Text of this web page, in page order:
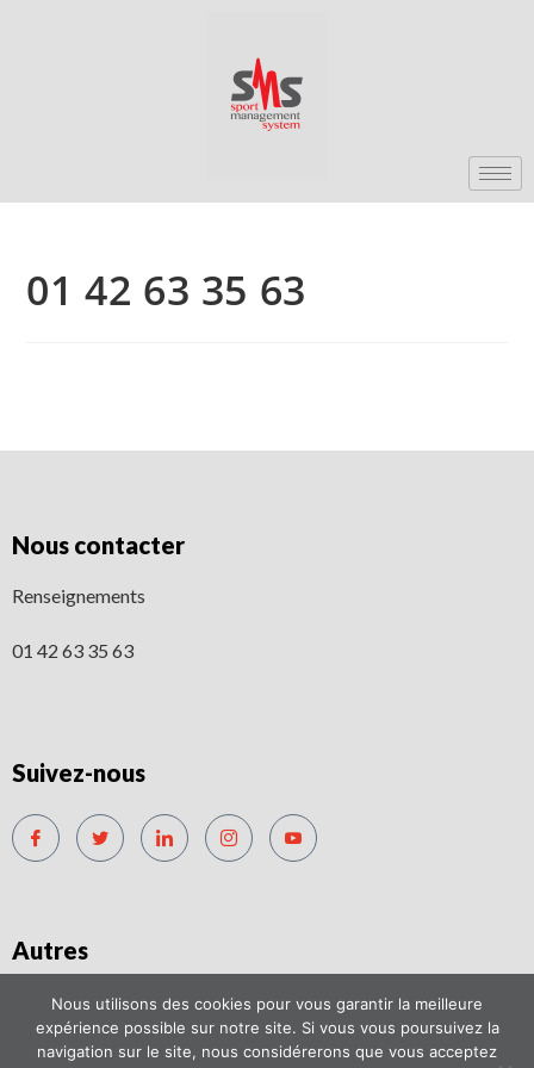
01 42 63 35 63
Nous contacter
Renseignements
01 42 63 35 63
Suivez-nous
Autres
Mentions légales
Condition générale de vente
Nous utilisons des cookies pour vous garantir la meilleure
expérience possible sur notre site. Si vous vous poursuivez la
navigation sur le site, nous considérerons que vous acceptez